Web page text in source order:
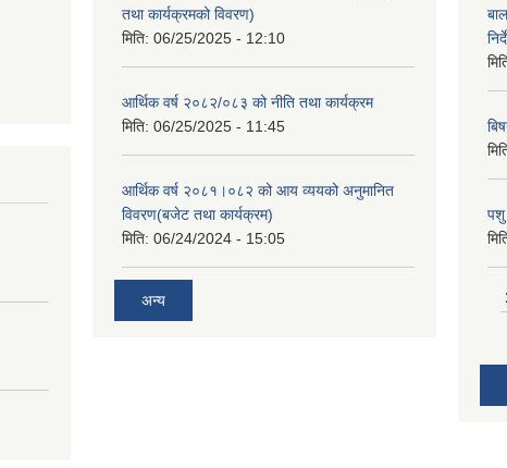
तथा कार्यक्रमको विवरण)
मिति: 06/25/2025 - 12:10
आर्थिक वर्ष २०८२/०८३ को नीति तथा कार्यक्रम
मिति: 06/25/2025 - 11:45
आर्थिक वर्ष २०८१।०८२ को आय व्ययको अनुमानित
विवरण(बजेट तथा कार्यक्रम)
मिति: 06/24/2024 - 15:05
अन्य
पशु